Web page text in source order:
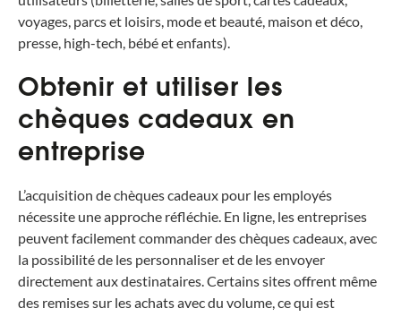
voyages, parcs et loisirs, mode et beauté, maison et déco,
presse, high-tech, bébé et enfants).
Obtenir et utiliser les
chèques cadeaux en
entreprise
L’acquisition de chèques cadeaux pour les employés
nécessite une approche réfléchie. En ligne, les entreprises
peuvent facilement commander des chèques cadeaux, avec
la possibilité de les personnaliser et de les envoyer
directement aux destinataires. Certains sites offrent même
des remises sur les achats avec du volume, ce qui est